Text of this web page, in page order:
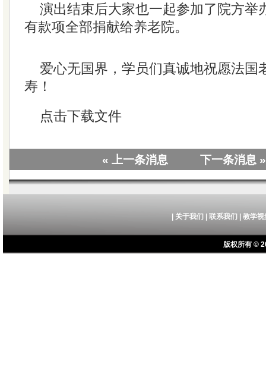
演出结束后大家也一起参加了院方举
有款项全部捐献给养老院。
爱心无国界，学员们真诚地祝愿法国
寿！
点击下载文件
« 上一条消息 下一条消息 »
| 关于我们 | 联系我们 | 教学视
版权所有 ©